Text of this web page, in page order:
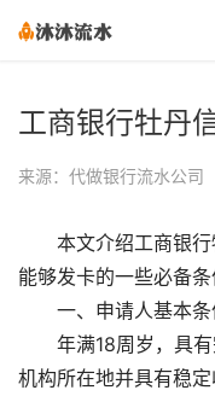
工商银行牡丹
来源：代做银行流水公司
本文介绍工商银
能够发卡的一些必备条
一、申请人基本条
年满18周岁，具
机构所在地并具有稳